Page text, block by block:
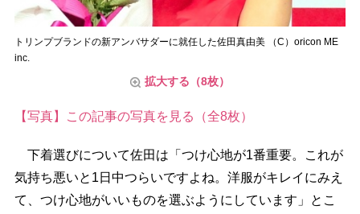
トリンプブランドの新アンバサダーに就任した佐田真由美 （C）oricon ME
inc.
拡大する（8枚）
【写真】この記事の写真を見る（全8枚）
下着選びについて佐田は「つけ心地が1番重要。これが
気持ち悪いと1日中つらいですよね。洋服がキレイにみえ
て、つけ心地がいいものを選ぶようにしています」とこ